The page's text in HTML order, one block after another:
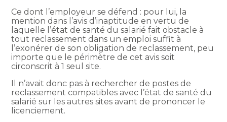
Ce dont l’employeur se défend : pour lui, la
mention dans l’avis d’inaptitude en vertu de
laquelle l’état de santé du salarié fait obstacle à
tout reclassement dans un emploi suffit à
l’exonérer de son obligation de reclassement, peu
importe que le périmètre de cet avis soit
circonscrit à 1 seul site.
Il n’avait donc pas à rechercher de postes de
reclassement compatibles avec l’état de santé du
salarié sur les autres sites avant de prononcer le
licenciement.